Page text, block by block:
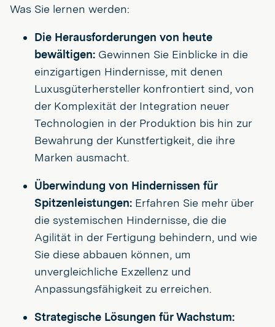
Was Sie lernen werden:
Die Herausforderungen von heute
bewältigen: Gewinnen Sie Einblicke in die
einzigartigen Hindernisse, mit denen
Luxusgüterhersteller konfrontiert sind, von
der Komplexität der Integration neuer
Technologien in der Produktion bis hin zur
Bewahrung der Kunstfertigkeit, die ihre
Marken ausmacht.
Überwindung von Hindernissen für
Spitzenleistungen: Erfahren Sie mehr über
die systemischen Hindernisse, die die
Agilität in der Fertigung behindern, und wie
Sie diese abbauen können, um
unvergleichliche Exzellenz und
Anpassungsfähigkeit zu erreichen.
Strategische Lösungen für Wachstum: